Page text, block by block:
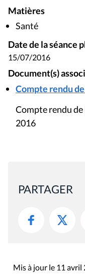
Matières
Santé
Date de la séance
15/07/2016
Document(s)
Compte rendu
Compte rendu
2016
PARTAGER
Mis à jour le 11 avril